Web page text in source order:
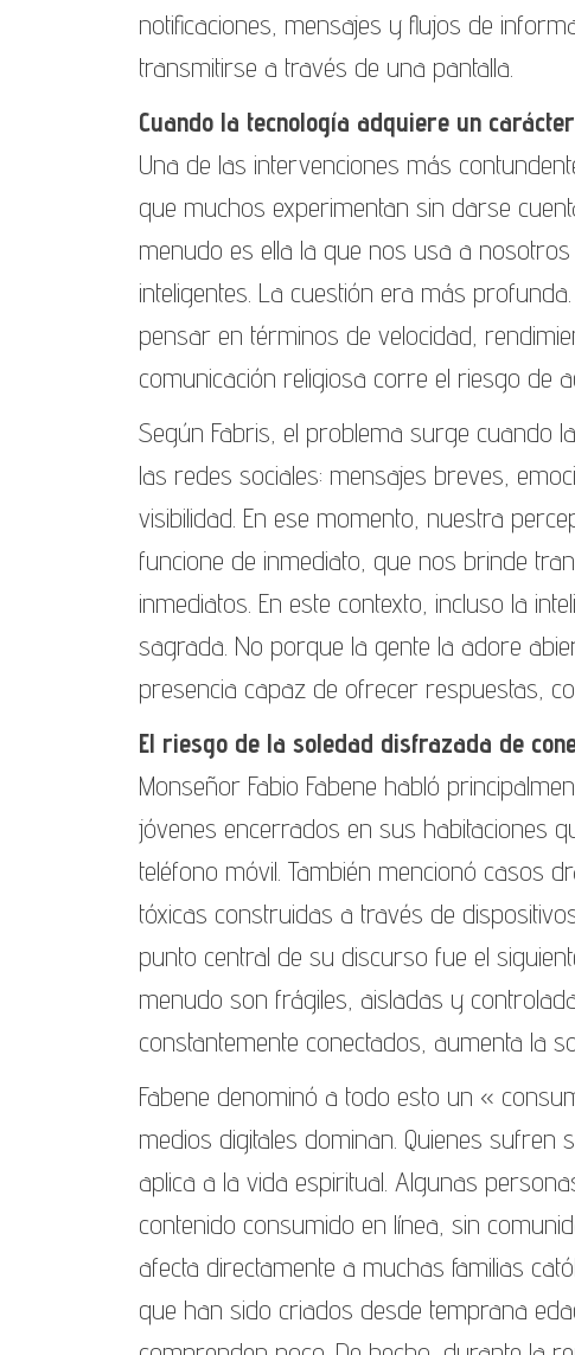
notificaciones, mensajes y flujos de
transmitirse a través de una pantalla.
Cuando la tecnología adquiere un
Una de las intervenciones más
que muchos experimentan sin darse
menudo es ella la que nos usa a
inteligentes. La cuestión era más
pensar en términos de velocidad,
comunicación religiosa corre el riesgo de
Según Fabris, el problema surge cuando
las redes sociales: mensajes breves,
visibilidad. En ese momento, nuestra
funcione de inmediato, que nos brinde
inmediatos. En este contexto, incluso la
sagrada. No porque la gente la adore
presencia capaz de ofrecer respuestas,
El riesgo de la soledad disfrazada de
Monseñor Fabio Fabene habló
jóvenes encerrados en sus habitaciones
teléfono móvil. También mencionó casos
tóxicas construidas a través de
punto central de su discurso fue el
menudo son frágiles, aisladas y
constantemente conectados, aumenta la
Fabene denominó a todo esto un «
medios digitales dominan. Quienes
aplica a la vida espiritual. Algunas
contenido consumido en línea, sin
afecta directamente a muchas familias
que han sido criados desde temprana